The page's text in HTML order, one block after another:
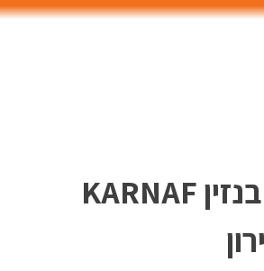
מכונת שטיפה מנוע בנזין KARNAF